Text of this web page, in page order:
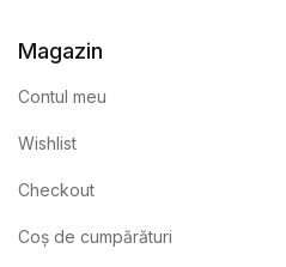
Magazin
Contul meu
Wishlist
Checkout
Coș de cumpărături